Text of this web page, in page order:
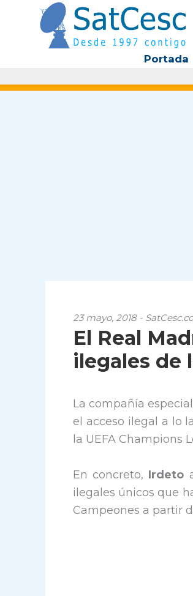
contenido
Portada
23 mayo, 2018 -
El Real
ilegales de
La compañía
el acceso ilegal a lo
la UEFA Champions
En concreto, Irdeto
ilegales únicos que
Campeones a partir